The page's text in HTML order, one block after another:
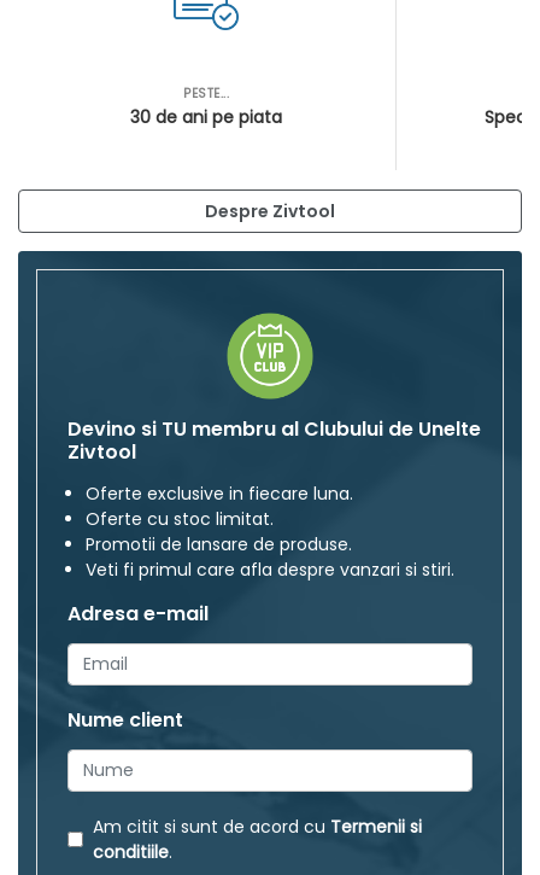
PESTE...
30 de ani pe piata
Despre Zivtool
Devino si TU membru al Clubului de Unelte
Zivtool
Oferte exclusive in fiecare luna.
Oferte cu stoc limitat.
Promotii de lansare de produse.
Veti fi primul care afla despre vanzari si stiri.
Adresa e-mail
Nume client
Am citit si sunt de acord cu Termenii si
conditiile.